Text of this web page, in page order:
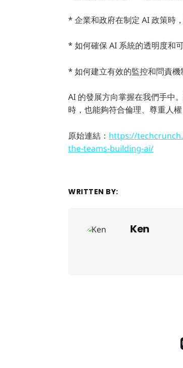
* 企業和政府在制定 AI 政策時
* 如何確保 AI 系統的透明度和
* 如何建立有效的監控和問責
AI 的發展方向掌握在我們手中
時，也能夠符合倫理、尊重人權
原始連結： https://
the-teams-building-ai/
WRITTEN BY:
Ken